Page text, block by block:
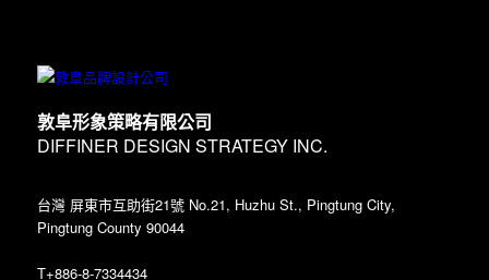
敦阜形象策略有限公司
DIFFINER DESIGN STRATEGY INC.
台灣 屏東市互助街21號 No.21, Huzhu St., Pingtung City,
Pingtung County 90044
T+886-8-7334434